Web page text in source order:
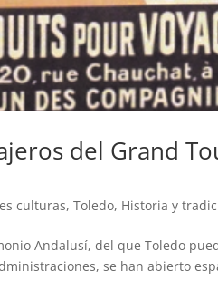
del Grand
culturas, Toledo, Historia y
Andalusí, del que Toledo
se han abierto